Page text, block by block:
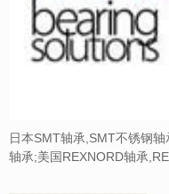
日本SMT轴承,SMT不锈钢
轴承;美国REXNORD轴承